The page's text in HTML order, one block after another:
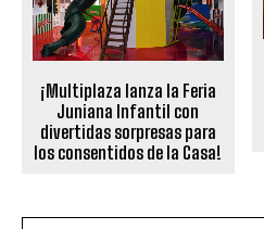
¡Multiplaza lanza la Feria
Juniana Infantil con
divertidas sorpresas para
los consentidos de la Casa!